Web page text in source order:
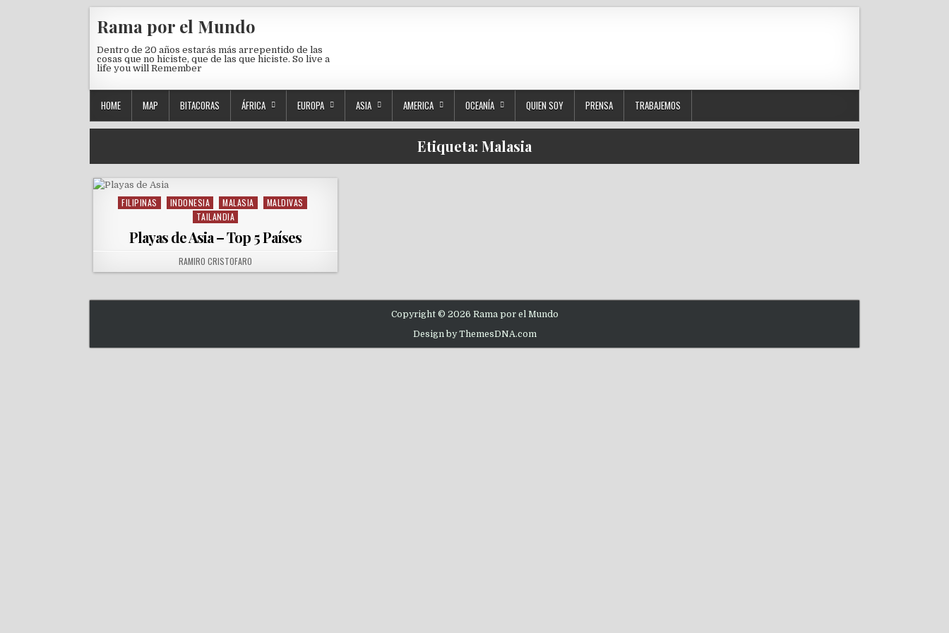
Rama por el Mundo
Dentro de 20 años estarás más arrepentido de las
cosas que no hiciste, que de las que hiciste. So live a
life you will Remember
HOME MAP BITACORAS ÁFRICA EUROPA ASIA AMERICA OCEANÍA QUIEN SOY PRENSA TRABAJEMOS
Etiqueta: Malasia
Posted in
FILIPINAS INDONESIA MALASIA
MALDIVAS
TAILANDIA
Playas de Asia – Top 5 Países
AUTHOR:
RAMIRO CRISTOFARO
Copyright © 2026 Rama por el Mundo
Design by ThemesDNA.com